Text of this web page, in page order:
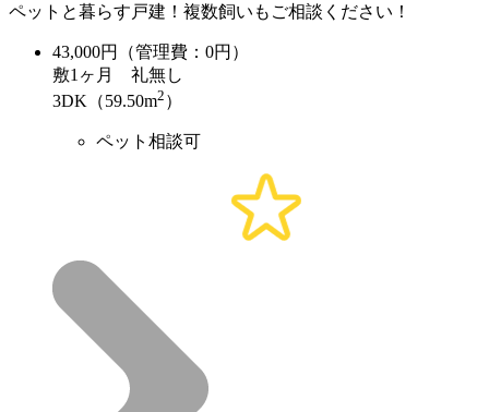
ペットと暮らす戸建！複数飼いもご相談ください！
43,000円（管理費：0円）
敷1ヶ月 礼無し
3DK（59.50m2 ）
ペット相談可